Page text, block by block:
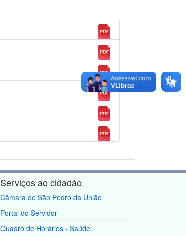
Serviços ao cidadão
Câmara de São Pedro da União
Portal do Servidor
Quadro de Horários - Saúde